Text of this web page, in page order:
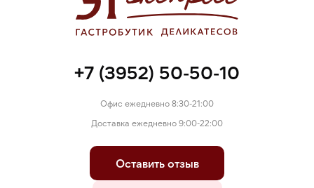
+7 (3952) 50-50-10
Офис ежедневно 8:30-21:00
Доставка ежедневно 9:00-22:00
Оставить отзыв